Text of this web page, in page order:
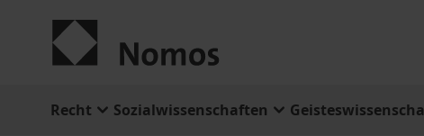
Recht Sozialwissenschaften